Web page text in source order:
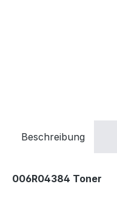
Beschreibung
006R04384 Toner